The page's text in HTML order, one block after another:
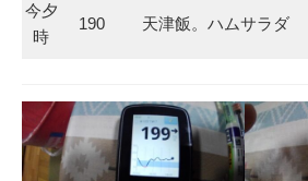
今夕
時
190 天津飯。ハムサラダ